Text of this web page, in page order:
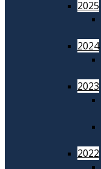
2025
2024
2023
2022